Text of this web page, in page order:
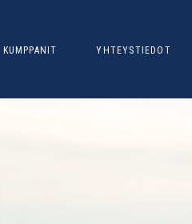
KUMPPANIT YHTEYSTIEDOT